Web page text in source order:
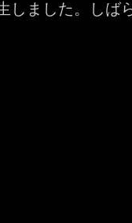
しました。しば